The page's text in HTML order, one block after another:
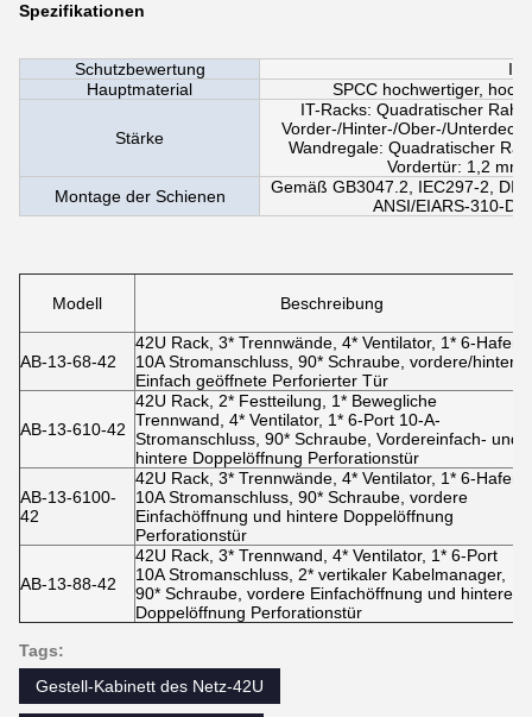
Spezifikationen
Schutzbewertung
Hauptmaterial
SPCC hochwertiger,
Stärke
IT-Racks: Quadratischer
Vorder-/Hinter-/Ober-/
Wandregale: Quadratischer
Vordertür: 1,2
Montage der Schienen
Gemäß GB3047.2, IEC297-2,
ANSI/EIARS-310-D;
Modell Beschreibung
AB-13-68-42
42U Rack, 3* Trennwände, 4* Ventilator, 1* 6-Hafen
10A Stromanschluss, 90* Schraube, vordere/hintere
Einfach geöffnete Perforierter Tür
AB-13-610-42
42U Rack, 2* Festteilung, 1* Bewegliche
Trennwand, 4* Ventilator, 1* 6-Port 10-A-
Stromanschluss, 90* Schraube, Vordereinfach- und
hintere Doppelöffnung Perforationstür
AB-13-6100-
42
42U Rack, 3* Trennwände, 4* Ventilator, 1* 6-Hafen
10A Stromanschluss, 90* Schraube, vordere
Einfachöffnung und hintere Doppelöffnung
Perforationstür
AB-13-88-42
42U Rack, 3* Trennwand, 4* Ventilator, 1* 6-Port
10A Stromanschluss, 2* vertikaler Kabelmanager,
90* Schraube, vordere Einfachöffnung und hintere
Doppelöffnung Perforationstür
Tags:
Gestell-Kabinett des Netz-42U